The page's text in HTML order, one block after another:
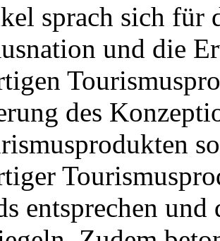
sprach sich für
und die
des
entsprechen